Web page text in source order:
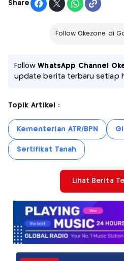
Share
Follow Okezone di
FollowWhatsApp Channel
update berita terbaru setiap
Topik Artikel :
Kementerian ATR/BPN
Sertifikat Tanah
Lihat Berita